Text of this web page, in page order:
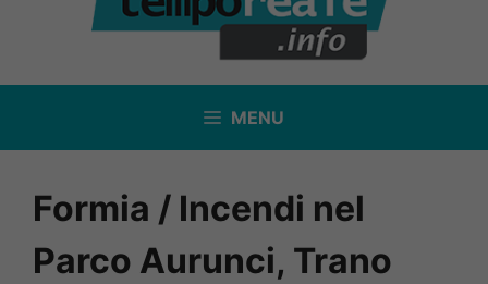
contenuto
MENU
Formia / Incendi nel
Parco Aurunci, Trano